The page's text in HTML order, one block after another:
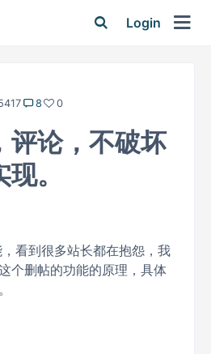
Login
8 0
评论，不破坏
。
看到很多站长都在抱怨，我
个删帖的功能的原理，具体